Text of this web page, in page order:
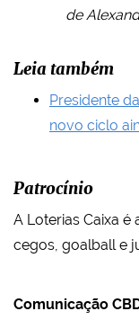
de
Leia também
Presidente
novo ciclo
Patrocínio
A Loterias Caixa
cegos, goalball e
Comunicação